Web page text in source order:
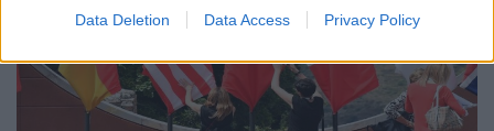
Data Deletion Data Access Privacy Policy